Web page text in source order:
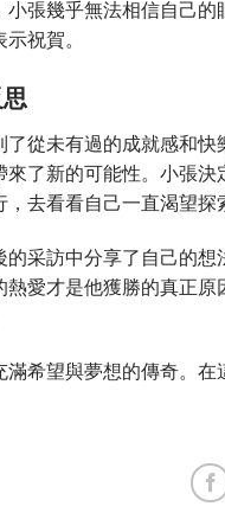
小張幾乎無法相信自己
祝賀。
了從未有過的成就感和
來了新的可能性。小張
去看看自己一直渴望探
的采訪中分享了自己的
熱愛才是他獲勝的真正
滿希望與夢想的傳奇。